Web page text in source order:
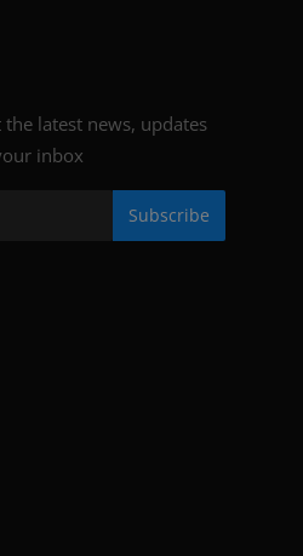
latest news, updates
inbox
Subscribe